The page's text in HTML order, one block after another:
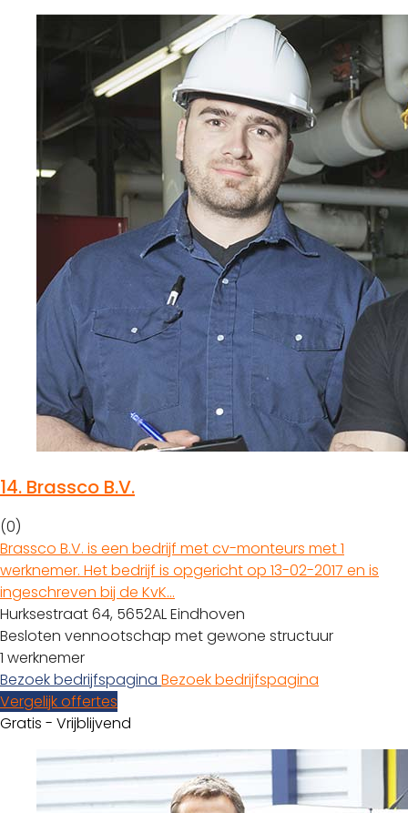
14. Brassco B.V.
(0)
Brassco B.V. is een bedrijf met cv-monteurs met 1
werknemer. Het bedrijf is opgericht op 13-02-2017 en is
ingeschreven bij de KvK…
Hurksestraat 64, 5652AL Eindhoven
Besloten vennootschap met gewone structuur
1 werknemer
Bezoek bedrijfspagina Bezoek bedrijfspagina
Vergelijk offertes
Gratis - Vrijblijvend